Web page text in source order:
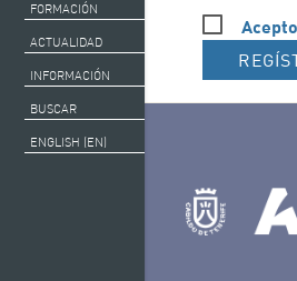
FORMACIÓN
ACTUALIDAD
INFORMACIÓN
BUSCAR
ENGLISH (EN)